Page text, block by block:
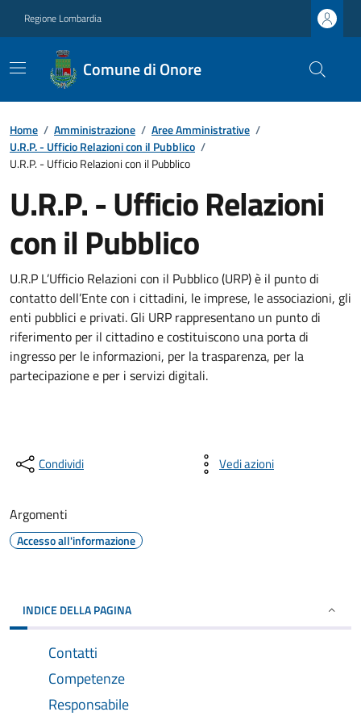
Regione Lombardia
Comune di Onore
Home / Amministrazione / Aree Amministrative /
U.R.P. - Ufficio Relazioni con il Pubblico /
U.R.P. - Ufficio Relazioni con il Pubblico
U.R.P. - Ufficio Relazioni
con il Pubblico
U.R.P L’Ufficio Relazioni con il Pubblico (URP) è il punto di
contatto dell’Ente con i cittadini, le imprese, le associazioni, gli
enti pubblici e privati. Gli URP rappresentano un punto di
riferimento per il cittadino e costituiscono una porta di
ingresso per le informazioni, per la trasparenza, per la
partecipazione e per i servizi digitali.
Condividi Vedi azioni
Argomenti
Accesso all'informazione
INDICE DELLA PAGINA
Contatti
Competenze
Responsabile